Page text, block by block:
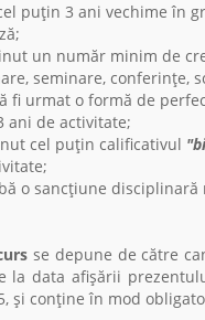
puţin 3 ani vechime în
un număr minim de
seminare, conferinţe,
fi urmat o formă de
ani de activitate;
cel puţin calificativul
o sancţiune
se depune de către
la data afişării
și conţine în mod